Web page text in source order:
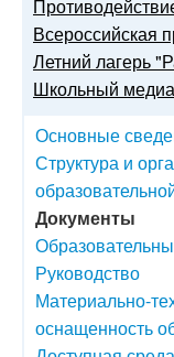
Всероссийская
Летний лагерь
Школьный
Основные
Структура и
Документы
Руководство
Материально-
оснащенность